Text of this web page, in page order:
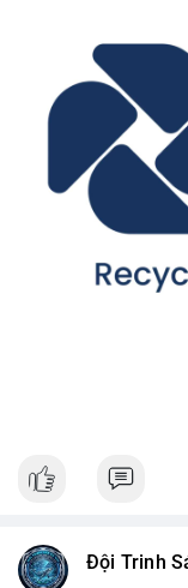
Đội Trinh